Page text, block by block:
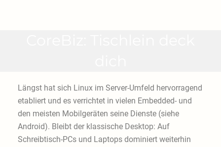
Längst hat sich Linux im Server-Umfeld hervorragend
etabliert und es verrichtet in vielen Embedded- und
den meisten Mobilgeräten seine Dienste (siehe
Android). Bleibt der klassische Desktop: Auf
Schreibtisch-PCs und Laptops dominiert weiterhin